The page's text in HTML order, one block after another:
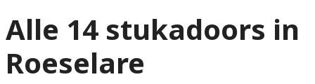
Alle 14 stukadoors in
Roeselare